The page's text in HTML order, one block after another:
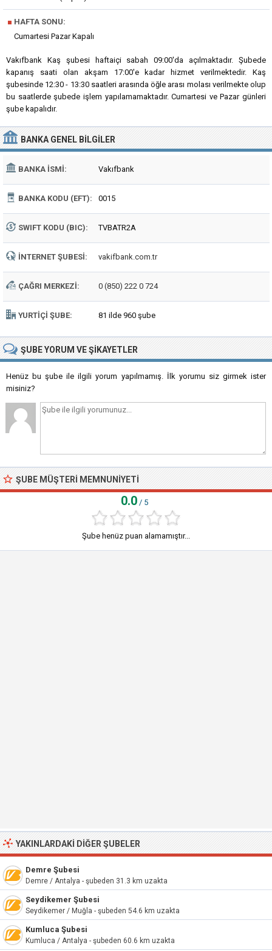
■ HAFTA SONU:
Cumartesi Pazar Kapalı
Vakıfbank Kaş şubesi haftaiçi sabah 09:00'da açılmaktadır. Şubede
kapanış saati olan akşam 17:00'e kadar hizmet verilmektedir. Kaş
şubesinde 12:30 - 13:30 saatleri arasında öğle arası molası verilmekte olup
bu saatlerde şubede işlem yapılamamaktadır. Cumartesi ve Pazar günleri
şube kapalıdır.
BANKA GENEL BILGILER
BANKA İSMI: Vakıfbank
BANKA KODU (EFT): 0015
SWIFT KODU (BIC): TVBATR2A
İNTERNET ŞUBESI: vakifbank.com.tr
ÇAĞRI MERKEZI: 0 (850) 222 0 724
YURTIÇI ŞUBE: 81 ilde 960 şube
ŞUBEYORUM VE ŞIKAYETLER
Henüz bu şube ile ilgili yorum yapılmamış. İlk yorumu siz girmek ister
misiniz?
ŞUBE MÜŞTERI MEMNUNIYETI
0.0 / 5
Şube henüz puan alamamıştır...
YAKINLARDAKI DIĞER ŞUBELER
Demre Şubesi
Demre / Antalya - şubeden 31.3 km uzakta
Seydikemer Şubesi
Seydikemer / Muğla - şubeden 54.6 km uzakta
Kumluca Şubesi
Kumluca / Antalya - şubeden 60.6 km uzakta